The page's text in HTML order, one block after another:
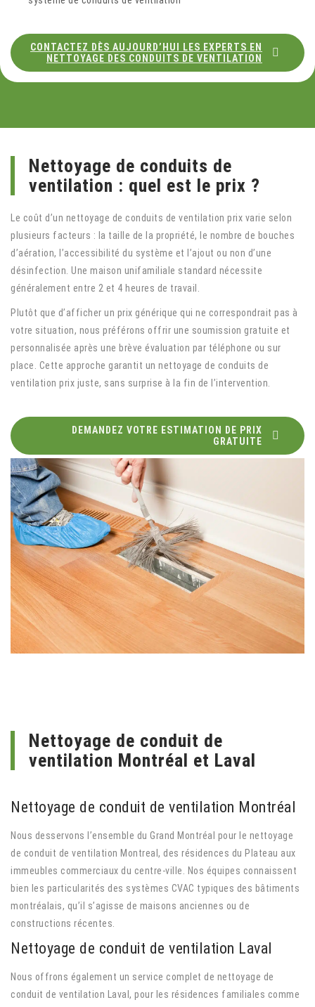
CONTACTEZ DÈS AUJOURD’HUI LES EXPERTS EN
NETTOYAGE DES CONDUITS DE VENTILATION
Nettoyage de conduits de
ventilation : quel est le prix ?
Le coût d’un nettoyage de conduits de ventilation prix varie selon
plusieurs facteurs : la taille de la propriété, le nombre de bouches
d’aération, l’accessibilité du système et l’ajout ou non d’une
désinfection. Une maison unifamiliale standard nécessite
généralement entre 2 et 4 heures de travail.
Plutôt que d’afficher un prix générique qui ne correspondrait pas à
votre situation, nous préférons offrir une soumission gratuite et
personnalisée après une brève évaluation par téléphone ou sur
place. Cette approche garantit un nettoyage de conduits de
ventilation prix juste, sans surprise à la fin de l’intervention.
DEMANDEZ VOTRE ESTIMATION DE PRIX
GRATUITE
Nettoyage de conduit de
ventilation Montréal et Laval
Nettoyage de conduit de ventilation Montréal
Nous desservons l’ensemble du Grand Montréal pour le nettoyage
de conduit de ventilation Montreal, des résidences du Plateau aux
immeubles commerciaux du centre-ville. Nos équipes connaissent
bien les particularités des systèmes CVAC typiques des bâtiments
montréalais, qu’il s’agisse de maisons anciennes ou de
constructions récentes.
Nettoyage de conduit de ventilation Laval
Nous offrons également un service complet de nettoyage de
conduit de ventilation Laval, pour les résidences familiales comme